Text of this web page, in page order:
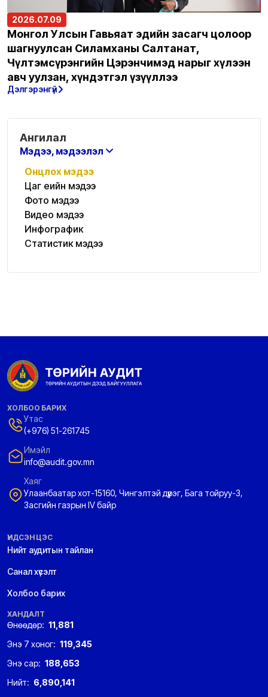
2026.07.09
Монгол Улсын Гавьяат эдийн засагч цолоор
шагнуулсан Силамханы Салтанат,
Чүлтэмсүрэнгийн Цэрэнчимэд нарыг хүлээн
авч уулзан, хүндэтгэл үзүүллээ
Дэлгэрэнгүй
Ангилал
Мэдээ, мэдээлэл
Онцлох мэдээ
Цаг үеийн мэдээ
Фото мэдээ
Видео мэдээ
Инфографик
Статистик мэдээ
ХОЛБОО БАРИХ
Утас
(+976) 51-261745
Имэйл
info@audit.gov.mn
Хаяг
Улаанбаатар хот-15160, Чингэлтэй дүүрэг, Бага тойруу-3,
Засгийн газрын IV байр
ҮНДСЭН ЦЭС
Нийт аудитын тайлан
Санал хүсэлт
Холбоо барих
ХАНДАЛТ
Өнөөдөр: 11,881
Энэ 7 хоног: 119,345
Энэ сар: 188,653
Нийт: 6,890,141